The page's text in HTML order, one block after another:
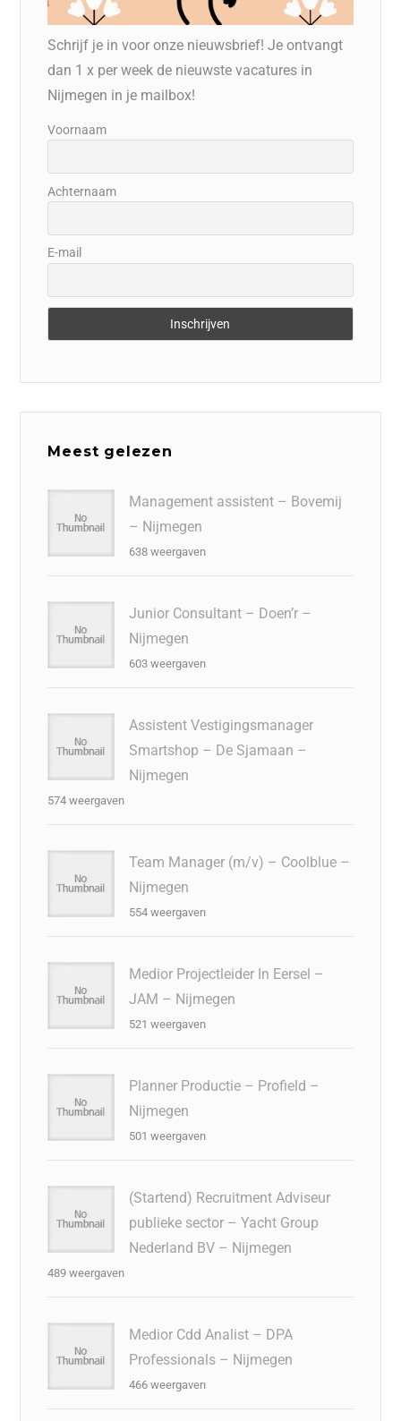
Schrijf je in voor onze nieuwsbrief! Je ontvangt
dan 1 x per week de nieuwste vacatures in
Nijmegen in je mailbox!
Voornaam
Achternaam
E-mail
Meest gelezen
Management assistent – Bovemij
– Nijmegen
638 weergaven
Junior Consultant – Doen’r –
Nijmegen
603 weergaven
Assistent Vestigingsmanager
Smartshop – De Sjamaan –
Nijmegen
574 weergaven
Team Manager (m/v) – Coolblue –
Nijmegen
554 weergaven
Medior Projectleider In Eersel –
JAM – Nijmegen
521 weergaven
Planner Productie – Profield –
Nijmegen
501 weergaven
(Startend) Recruitment Adviseur
publieke sector – Yacht Group
Nederland BV – Nijmegen
489 weergaven
Medior Cdd Analist – DPA
Professionals – Nijmegen
466 weergaven